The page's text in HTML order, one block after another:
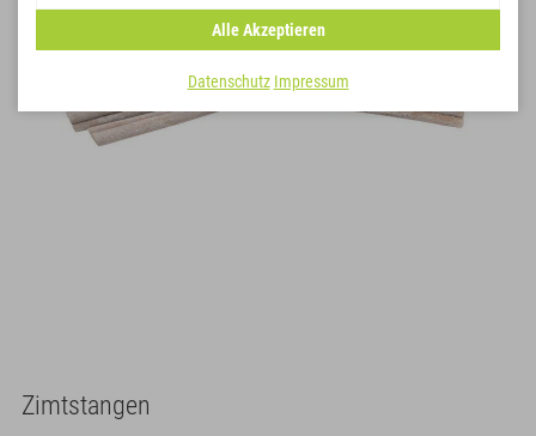
Zimtstangen
Alle Akzeptieren
Datenschutz Impressum